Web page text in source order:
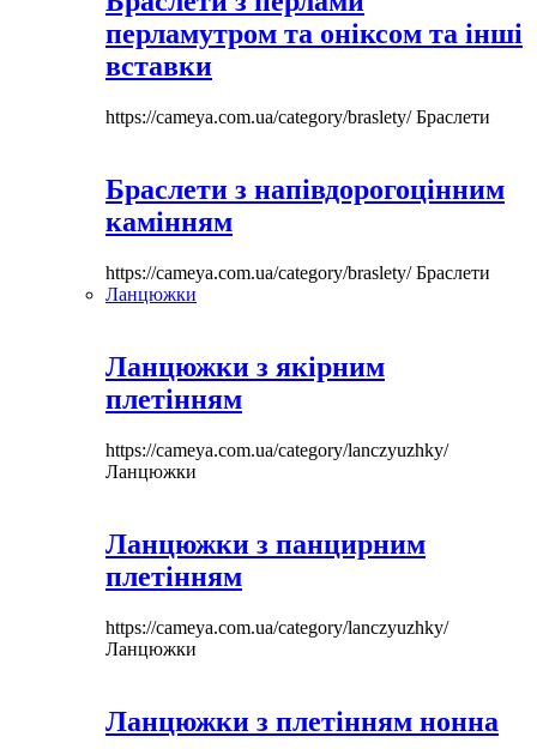
перламутром та оніксом та інші
вставки
https://cameya.com.ua/category/braslety/Браслети
Браслети з напівдорогоцінним
камінням
https://cameya.com.ua/category/braslety/Браслети
Ланцюжки
Ланцюжки з якірним
плетінням
https://cameya.com.ua/category/lanczyuzhky/
Ланцюжки
Ланцюжки з панцирним
плетінням
https://cameya.com.ua/category/lanczyuzhky/
Ланцюжки
Ланцюжки з плетінням нонна